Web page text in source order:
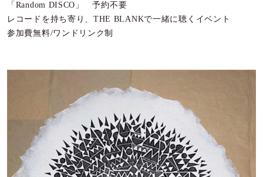
「Random DISCO」 予約不要
レコードを持ち寄り、THE BLANKで一緒に聴くイベント
参加費無料/ワンドリンク制